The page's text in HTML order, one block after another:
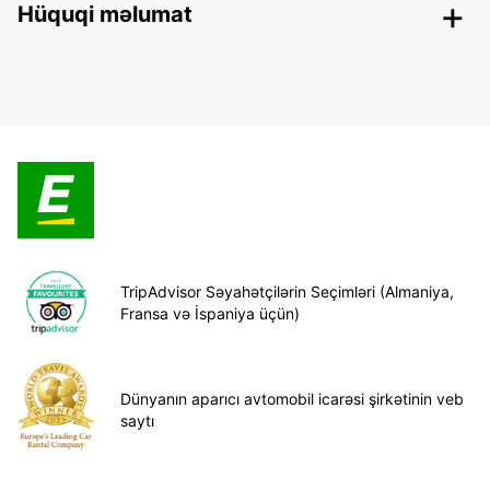
Hüquqi məlumat
TripAdvisor Səyahətçilərin Seçimləri (Almaniya,
Fransa və İspaniya üçün)
Dünyanın aparıcı avtomobil icarəsi şirkətinin veb
saytı